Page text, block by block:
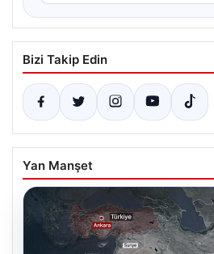
Bizi Takip Edin
Yan Manşet